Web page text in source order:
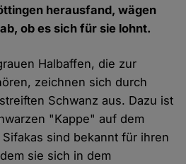
herausfand, wägen
ob es sich für sie lohnt.
Halbaffen, die zur
zeichnen sich durch
Schwanz aus. Dazu ist
"Kappe" auf dem
sind bekannt für ihren
sie sich in dem